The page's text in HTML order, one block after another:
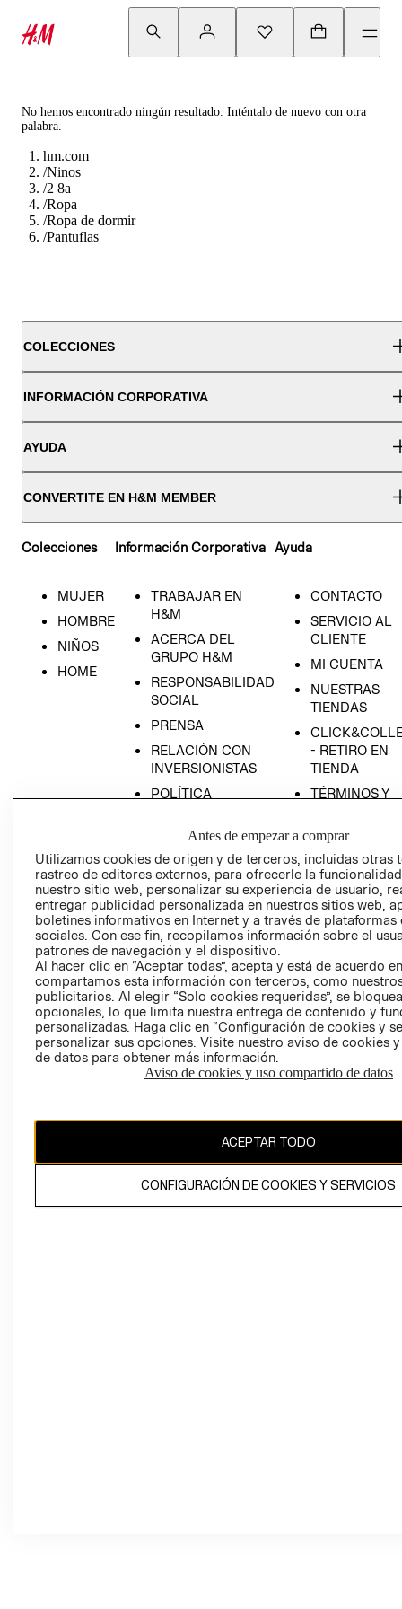
No hemos encontrado ningún resultado. Inténtalo de nuevo con otra
palabra.
hm.com
/Ninos
/2 8a
/Ropa
/Ropa de dormir
/Pantuflas
COLECCIONES
INFORMACIÓN CORPORATIVA
AYUDA
CONVERTITE EN H&M MEMBER
Colecciones
MUJER
HOMBRE
NIÑOS
HOME
Información Corporativa
TRABAJAR EN
H&M
ACERCA DEL
GRUPO H&M
RESPONSABILIDAD
SOCIAL
PRENSA
RELACIÓN CON
INVERSIONISTAS
POLÍTICA
Ayuda
CONTACTO
SERVICIO AL
CLIENTE
MI CUENTA
NUESTRAS
TIENDAS
- RETIRO EN
TIENDA
TÉRMINOS Y
AVISO DE
PRIVACIDAD
GIFT CARD
AVISO DE
COOKIES
Uruguay ($U)
El contenido de esta página web está protegido por copyright y es
Antes de empezar a comprar
Utilizamos cookies de origen y de terceros, incluidas otras
rastreo de editores externos, para ofrecerle la
nuestro sitio web, personalizar su experiencia de usuario,
entregar publicidad personalizada en nuestros sitios web,
boletines informativos en Internet y a través de plataformas
sociales. Con ese fin, recopilamos información sobre el
patrones de navegación y el dispositivo.
Al hacer clic en “Aceptar todas”, acepta y está de acuerdo
compartamos esta información con terceros, como
publicitarios. Al elegir “Solo cookies requeridas”, se
opcionales, lo que limita nuestra entrega de contenido y
personalizadas. Haga clic en “Configuración de cookies y
personalizar sus opciones. Visite nuestro aviso de cookies
de datos para obtener más información.
Aviso de cookies y uso compartido de datos
ACEPTAR TODO
CONFIGURACIÓN DE COOKIES Y SERVICIOS